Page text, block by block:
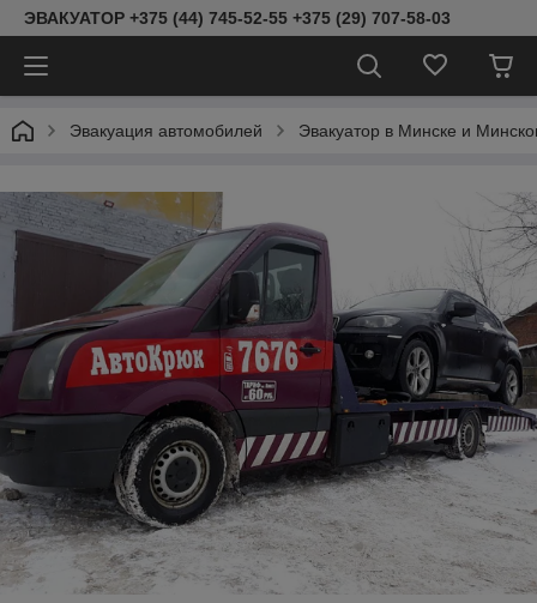
ЭВАКУАТОР +375 (44) 745-52-55 +375 (29) 707-58-03
Эвакуация автомобилей Эвакуатор в Минске и